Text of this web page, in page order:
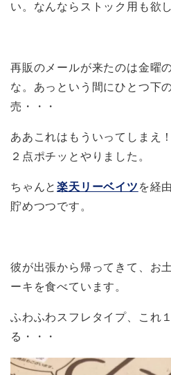
い。なんならストック用も欲
再販のメールが来たのは金曜
な。あっという間にひとつ下
売・・・
ああこれはもういってしまえ
２点ポチッとやりました。
ちゃんと楽天リーベイツ を経
貯めつつです。
彼が出張から帰ってきて、お
ーキを食べています。
ふわふわスフレタイプ、これ
る・・・